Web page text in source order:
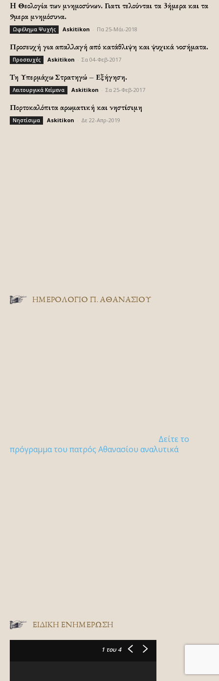
H Θεολογία των μνημοσύνων. Γιατι τελούνται τα 3ήμερα και τα
9μερα μνημόσυνα.
Ωφέλημα Ψυχής Askitikon Πα 25-Μάι-2018
Προσευχή για απαλλαγή από κατάθλιψη και ψυχικά νοσήματα.
Προσευχές Askitikon Σα 04-Φεβ-2017
Τη Υπερμάχω Στρατηγώ – Εξήγηση.
Λειτουργικά Κείμενα Askitikon Σα 25-Φεβ-2017
Πορτοκαλόπιτα αρωματική και νηστίσιμη
Νηστίσιμα Askitikon Δε 22-Απρ-2019
ΗΜΕΡΟΛΟΓΙΟ Π. ΑΘΑΝΑΣΙΟΥ
Δείτε το
πρόγραμμα του πατρός Αθανασίου αναλυτικά
ΕΙΔΙΚΉ ΕΝΗΜΈΡΩΣΗ
1 του 4